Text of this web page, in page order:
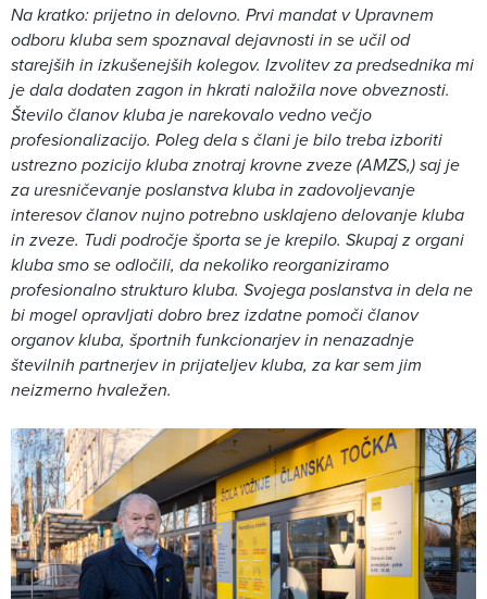
Na kratko: prijetno in delovno. Prvi mandat v Upravnem
odboru kluba sem spoznaval dejavnosti in se učil od
starejših in izkušenejših kolegov. Izvolitev za predsednika mi
je dala dodaten zagon in hkrati naložila nove obveznosti.
Število članov kluba je narekovalo vedno večjo
profesionalizacijo. Poleg dela s člani je bilo treba izboriti
ustrezno pozicijo kluba znotraj krovne zveze (AMZS,) saj je
za uresničevanje poslanstva kluba in zadovoljevanje
interesov članov nujno potrebno usklajeno delovanje kluba
in zveze. Tudi področje športa se je krepilo. Skupaj z organi
kluba smo se odločili, da nekoliko reorganiziramo
profesionalno strukturo kluba. Svojega poslanstva in dela ne
bi mogel opravljati dobro brez izdatne pomoči članov
organov kluba, športnih funkcionarjev in nenazadnje
številnih partnerjev in prijateljev kluba, za kar sem jim
neizmerno hvaležen.